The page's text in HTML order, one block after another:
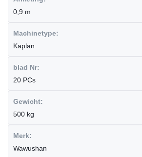
0,9 m
Machinetype:
Kaplan
blad Nr:
20 PCs
Gewicht:
500 kg
Merk:
Wawushan